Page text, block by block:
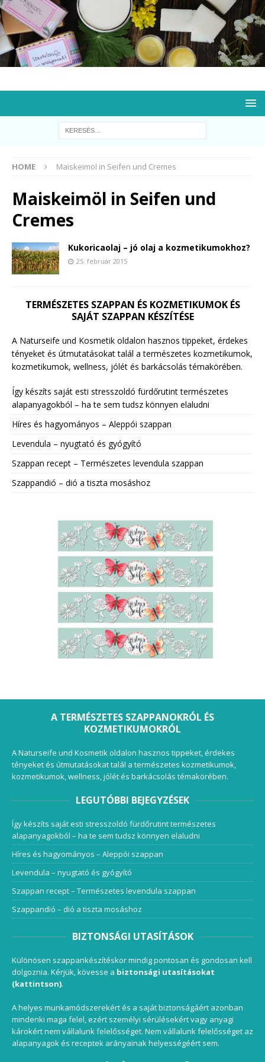
HOME Maiskeimöl in Seifen und Cremes
Maiskeimöl in Seifen und
Cremes
Kukoricaolaj – jó olaj a kozmetikumokhoz?
25. február 2015
TERMÉSZETES SZAPPAN ÉS KOZMETIKUMOK ÉS
SAJÁT SZAPPAN KÉSZÍTÉSE
A Naturseife und Kosmetik oldalon hasznos tippeket, érdekes
tényeket és útmutatásokat talál a természetes kozmetikumok,
kozmetikumok, wellness, jólét és barkácsolás témakörében.
Így készíts saját esti stresszoldó fürdőrutint természetes
alapanyagokból – ha te sem tudsz könnyen elaludni
Híres és hagyományos – Aleppói szappan
Levendula – nyugtató és gyógyító
Szappan recept – Természetes levendula szappan
Szappandió – dió a tiszta mosáshoz
A TERMÉSZETES SZAPPANOKRÓL ÉS
KOZMETIKUMOKRÓL
A Naturseife und Kosmetik oldalon hasznos tippeket, érdekes
tényeket és útmutatásokat talál a természetes kozmetikumok,
kozmetikumok, wellness, jólét és barkácsolás témakörében.
LEGUTÓBBI BEJEGYZÉSEK
Így készíts saját esti stresszoldó fürdőrutint természetes
alapanyagokból – ha te sem tudsz könnyen elaludni
Híres és hagyományos – Aleppói szappan
Levendula – nyugtató és gyógyító
Szappan recept – Természetes levendula szappan
Szappandió – dió a tiszta mosáshoz
BIZTONSÁGI UTASÍTÁSOK
Különösen szappankészítéskor mindig pontosan és gondosan kell
dolgoznia. Kérjük, kövesse a biztonsági utasításokat
(kattintson).
A helyes munkamódszerekért és a saját biztonságáért azonban
mindenki maga felel, ezért személyi sérülésekért vagy anyagi
károkért nem vállalunk felelősséget. Nem vállalunk felelősséget az
alapanyagok és receptek arányainak helyességéért sem.